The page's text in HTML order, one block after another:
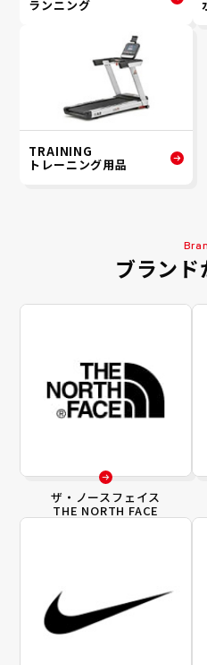
ランニング
TRAINING
トレーニング用品
ブラン
ザ・ノースフェイス
THE NORTH FACE